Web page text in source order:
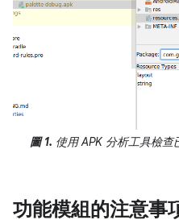
圖 1. 使用 APK 分析工具檢查
功能模組的注意事